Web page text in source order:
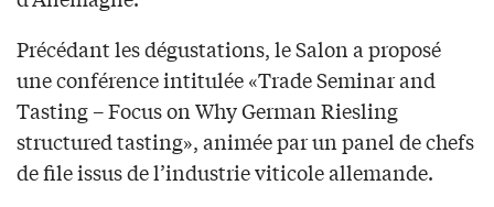
Précédant les dégustations, le Salon a proposé
une conférence intitulée «Trade Seminar and
Tasting – Focus on Why German Riesling
structured tasting», animée par un panel de chefs
de file issus de l’industrie viticole allemande.